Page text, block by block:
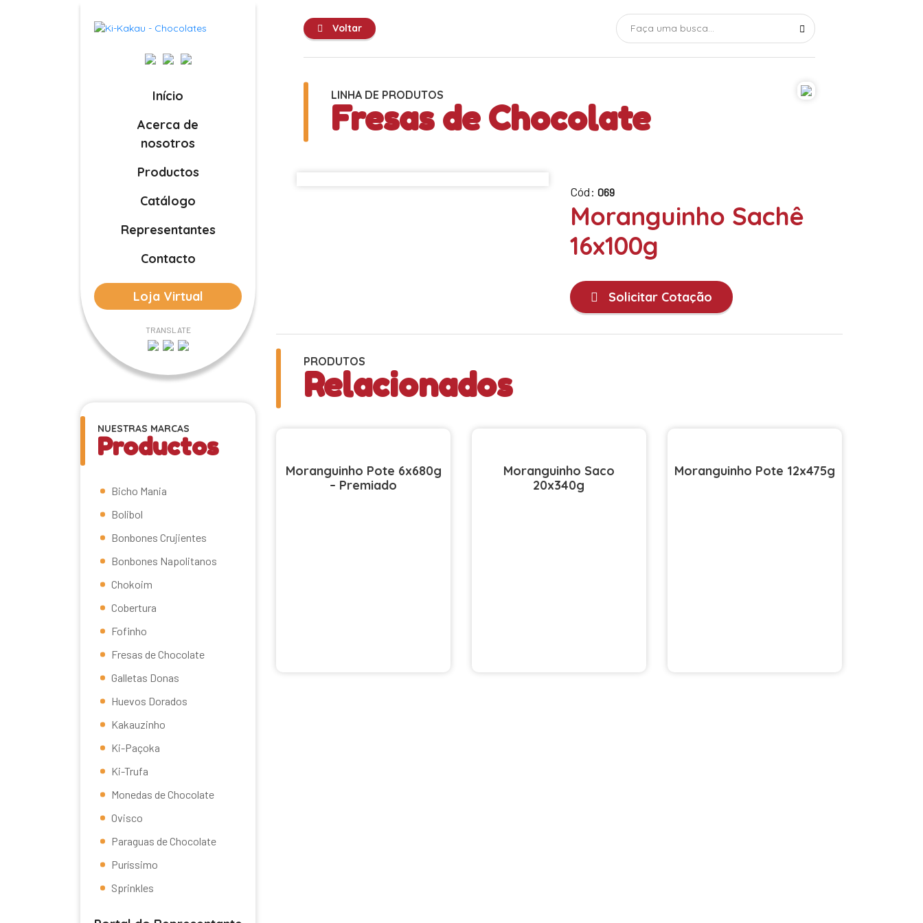
Início
Acerca de
nosotros
Productos
Catálogo
Representantes
Contacto
Loja Virtual
TRANSLATE
NUESTRAS MARCAS
Productos
Bicho Mania
Bolibol
Bonbones Crujientes
Bonbones Napolitanos
Chokoim
Cobertura
Fofinho
Fresas de Chocolate
Galletas Donas
Huevos Dorados
Kakauzinho
Ki-Paçoka
Ki-Trufa
Monedas de Chocolate
Ovisco
Paraguas de Chocolate
Puríssimo
Sprinkles
Voltar
LINHA DE PRODUTOS
Fresas de Chocolate
Cód: 069
Moranguinho Sachê
16x100g
Solicitar Cotação
PRODUTOS
Relacionados
Moranguinho Pote 6x680g
– Premiado
Moranguinho Saco
20x340g
Moranguinho Pote 12x475g